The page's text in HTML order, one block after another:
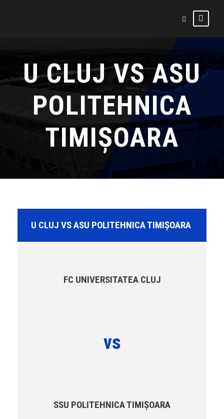
U CLUJ VS ASU
POLITEHNICA
TIMIȘOARA
U CLUJ VS ASU POLITEHNICA TIMIȘOARA
FC UNIVERSITATEA CLUJ
vs
SSU POLITEHNICA TIMIȘOARA